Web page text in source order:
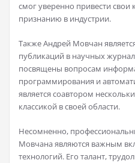
смог уверенно привести свои
признанию в индустрии.
Также Андрей Мовчан
публикаций в научных
посвящены вопросам
программирования и
является соавтором
классикой в своей области.
Несомненно,
Мовчана являются важным
технологий. Его талант,